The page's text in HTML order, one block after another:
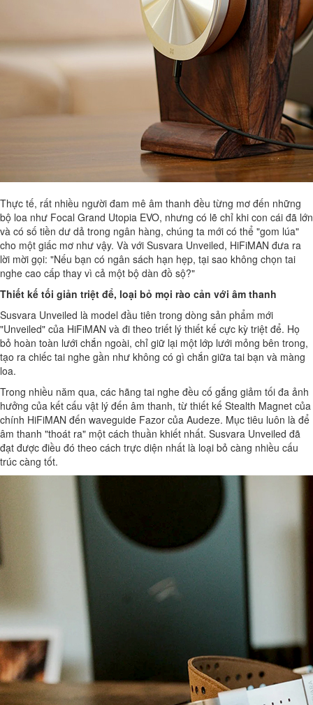
Thực tế, rất nhiều người đam mê âm thanh đều từng mơ đến những
bộ loa như Focal Grand Utopia EVO, nhưng có lẽ chỉ khi con cái đã lớn
và có số tiền dư dả trong ngân hàng, chúng ta mới có thể "gom lúa"
cho một giấc mơ như vậy. Và với Susvara Unveiled, HiFiMAN đưa ra
lời mời gọi: "Nếu bạn có ngân sách hạn hẹp, tại sao không chọn tai
nghe cao cấp thay vì cả một bộ dàn đồ sộ?"
Thiết kế tối giản triệt để, loại bỏ mọi rào cản với âm thanh
Susvara Unveiled là model đầu tiên trong dòng sản phẩm mới
"Unveiled" của HiFiMAN và đi theo triết lý thiết kế cực kỳ triệt để. Họ
bỏ hoàn toàn lưới chắn ngoài, chỉ giữ lại một lớp lưới mỏng bên trong,
tạo ra chiếc tai nghe gần như không có gì chắn giữa tai bạn và màng
loa.
Trong nhiều năm qua, các hãng tai nghe đều cố gắng giảm tối đa ảnh
hưởng của kết cấu vật lý đến âm thanh, từ thiết kế Stealth Magnet của
chính HiFiMAN đến waveguide Fazor của Audeze. Mục tiêu luôn là để
âm thanh "thoát ra" một cách thuần khiết nhất. Susvara Unveiled đã
đạt được điều đó theo cách trực diện nhất là loại bỏ càng nhiều cấu
trúc càng tốt.